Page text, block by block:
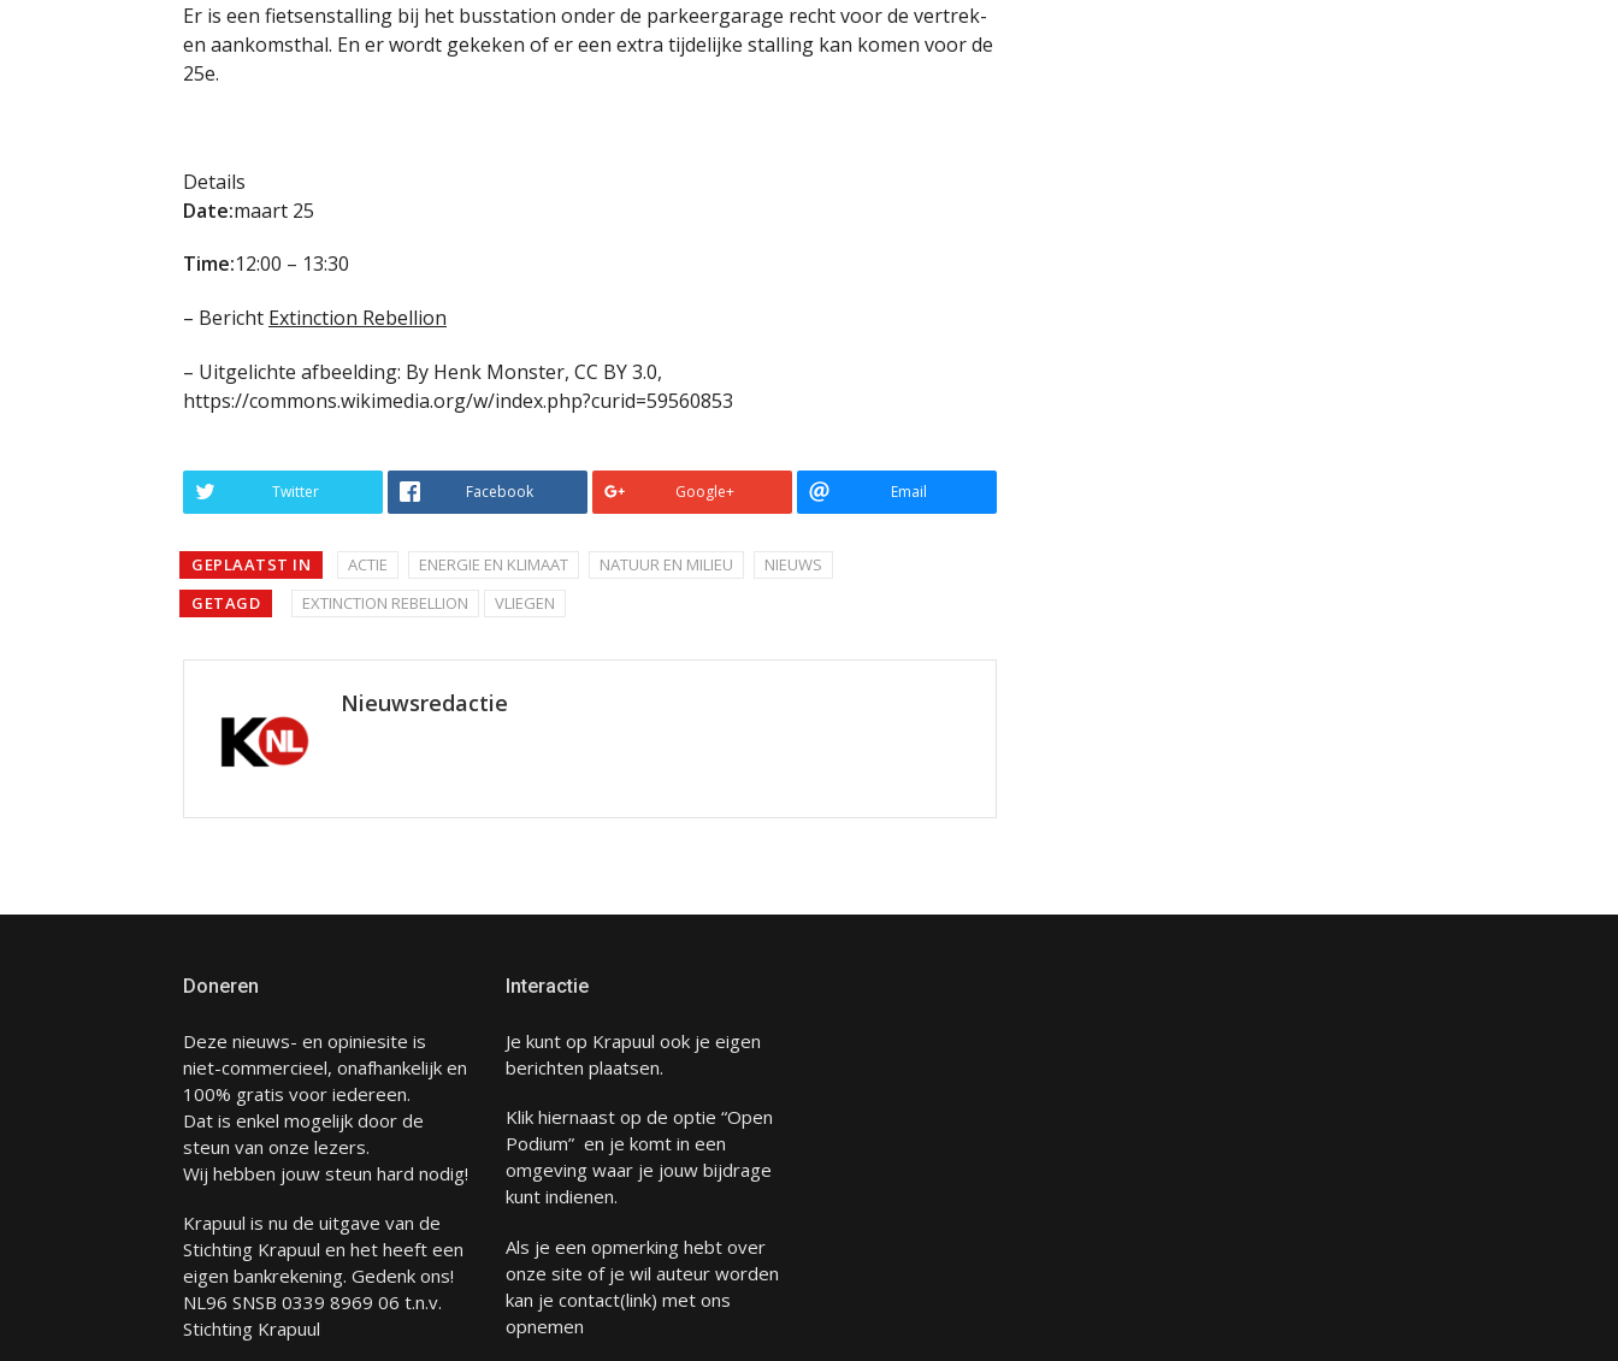
Er is een fietsenstalling bij het busstation onder de parkeergarage recht voor de vertrek-
en aankomsthal. En er wordt gekeken of er een extra tijdelijke stalling kan komen voor de
25e.
Details
Date:maart 25
Time:12:00 – 13:30
– Bericht Extinction Rebellion
– Uitgelichte afbeelding: By Henk Monster, CC BY 3.0,
https://commons.wikimedia.org/w/index.php?curid=59560853
Twitter Facebook Google+ Email
GEPLAATST IN ACTIE ENERGIE EN KLIMAAT NATUUR EN MILIEU
NIEUWS
GETAGD
EXTINCTION REBELLION VLIEGEN
Nieuwsredactie
Doneren
Deze nieuws- en opiniesite is
niet-commercieel, onafhankelijk en
100% gratis voor iedereen.
Dat is enkel mogelijk door de
steun van onze lezers.
Wij hebben jouw steun hard nodig!
Krapuul is nu de uitgave van de
Stichting Krapuul en het heeft een
eigen bankrekening. Gedenk ons!
NL96 SNSB 0339 8969 06 t.n.v.
Stichting Krapuul
Interactie
Je kunt op Krapuul ook je eigen
berichten plaatsen.
Klik hiernaast op de optie “Open
Podium” en je komt in een
omgeving waar je jouw bijdrage
kunt indienen.
Als je een opmerking hebt over
onze site of je wil auteur worden
kan je contact(link) met ons
opnemen